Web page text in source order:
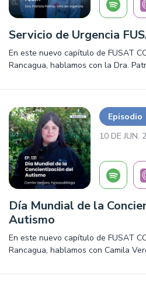
Servicio de Urgencia
En este nuevo capítulo de FUSAT
Rancagua, hablamos con la Dra.
prevención y mucho más.
Episodio
10 DE JUN.
Día Mundial de la
Autismo
En este nuevo capítulo de FUSAT
Rancagua, hablamos con Camila
prevención y mucho más.